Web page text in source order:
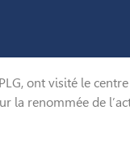
ont visité le
la renommée de